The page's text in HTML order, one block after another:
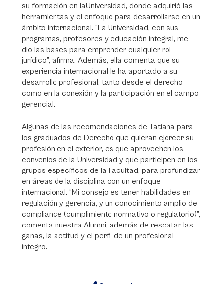
su formación en laUniversidad, donde adquirió las
herramientas y el enfoque para desarrollarse en un
ámbito internacional. “La Universidad, con sus
programas, profesores y educación integral, me
dio las bases para emprender cualquier rol
jurídico”, afirma. Además, ella comenta que su
experiencia internacional le ha aportado a su
desarrollo profesional, tanto desde el derecho
como en la conexión y la participación en el campo
gerencial.
Algunas de las recomendaciones de Tatiana para
los graduados de Derecho que quieran ejercer su
profesión en el exterior, es que aprovechen los
convenios de la Universidad y que participen en los
grupos específicos de la Facultad, para profundizar
en áreas de la disciplina con un enfoque
internacional. “Mi consejo es tener habilidades en
regulación y gerencia, y un conocimiento amplio de
compliance (cumplimiento normativo o regulatorio)”,
comenta nuestra Alumni, además de rescatar las
ganas, la actitud y el perfil de un profesional
íntegro.